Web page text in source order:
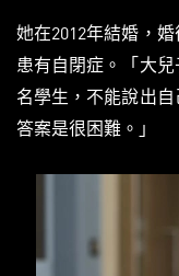
她在2012年結婚，
患有自閉症。「大
名學生，不能說出
答案是很困難。」